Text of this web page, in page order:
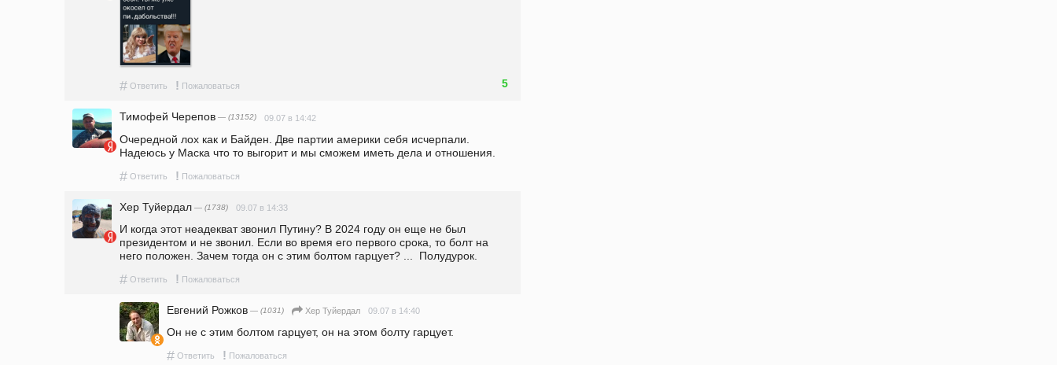
# Ответить ! Пожаловаться 5
Тимофей Черепов — (13152) 09.07 в 14:42
Очередной лох как и Байден. Две партии америки себя исчерпали.
Надеюсь у Маска что то выгорит и мы сможем иметь дела и отношения.
# Ответить ! Пожаловаться
Хер Туйердал — (1738) 09.07 в 14:33
И когда этот неадекват звонил Путину? В 2024 году он еще не был
президентом и не звонил. Если во время его первого срока, то болт на
него положен. Зачем тогда он с этим болтом гарцует? ...  Полудурок.
# Ответить ! Пожаловаться
Евгений Рожков — (1031) Хер Туйердал 09.07 в 14:40
Он не с этим болтом гарцует, он на этом болту гарцует.
# Ответить ! Пожаловаться